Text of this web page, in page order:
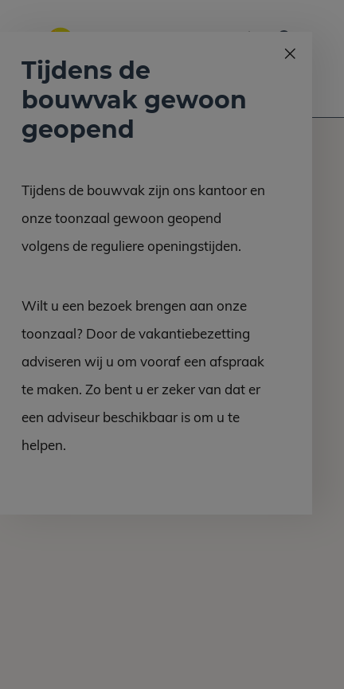
Nieuws
Tijdens de
bouwvak gewoon
geopend
Tijdens de bouwvak zijn ons kantoor en
onze toonzaal gewoon geopend
volgens de reguliere openingstijden.
Wilt u een bezoek brengen aan onze
toonzaal? Door de vakantiebezetting
adviseren wij u om vooraf een afspraak
te maken. Zo bent u er zeker van dat er
een adviseur beschikbaar is om u te
helpen.